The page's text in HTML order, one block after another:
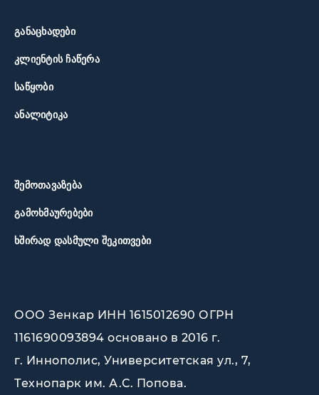
ᲒᲐᲜᲐᲪᲮᲐᲓᲔᲑᲘ
ᲙᲚᲘᲔᲜᲢᲘᲡ ᲩᲐᲬᲔᲠᲐ
ᲡᲐᲬᲧᲝᲑᲘ
ᲐᲜᲐᲚᲘᲢᲘᲙᲐ
ᲨᲔᲛᲝᲗᲐᲕᲐᲖᲔᲑᲐ
ᲒᲐᲛᲝᲮᲛᲐᲣᲠᲔᲑᲔᲑᲘ
ᲮᲨᲘᲠᲐᲓ ᲓᲐᲡᲛᲣᲚᲘ ᲨᲔᲙᲘᲗᲕᲔᲑᲘ
ООО Зенкар ИНН 1615012690 ОГРН
1161690093894 основано в 2016 г.
г. Иннополис, Университетская ул., 7,
Технопарк им. А.С. Попова.